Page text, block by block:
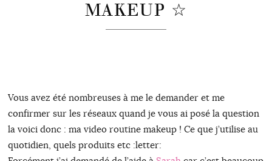
MAKEUP ☆
Vous avez été nombreuses à me le demander et me
confirmer sur les réseaux quand je vous ai posé la question
la voici donc : ma video routine makeup ! Ce que j’utilise au
quotidien, quels produits etc :letter: